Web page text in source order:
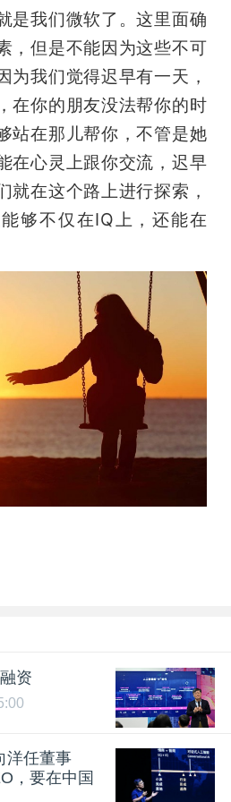
是我们微软了。这里面确
，但是不能因为这些不可
为我们觉得迟早有一天，
在你的朋友没法帮你的时
站在那儿帮你，不管是她
在心灵上跟你交流，迟早
就在这个路上进行探索，
够不仅在IQ上，还能在
资
洋任董事
，要在中国